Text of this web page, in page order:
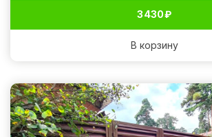
3 430₽
В корзину